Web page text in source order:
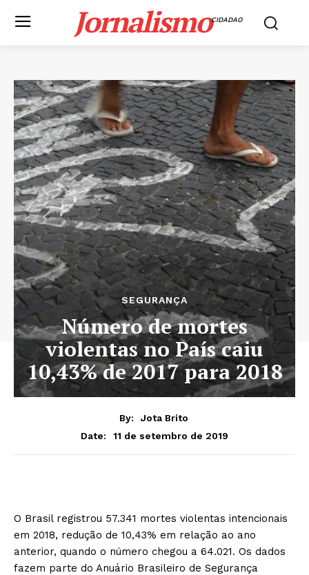
JornalismoCIDADAO
SEGURANÇA
Número de mortes
violentas no País caiu
10,43% de 2017 para 2018
By:
Jota Brito
Date:
11 de setembro de 2019
O Brasil registrou 57.341 mortes violentas intencionais
em 2018, redução de 10,43% em relação ao ano
anterior, quando o número chegou a 64.021. Os dados
fazem parte do Anuário Brasileiro de Segurança